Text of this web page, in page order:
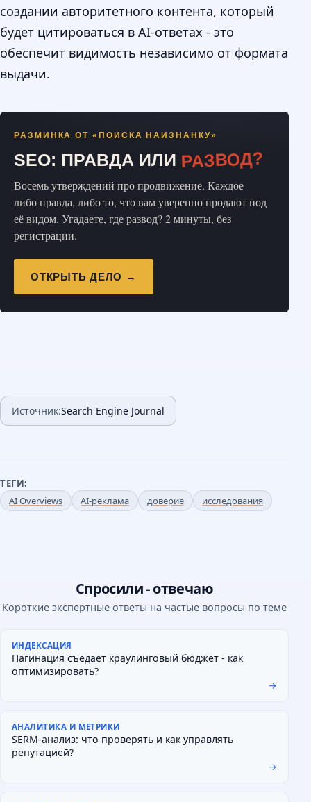
создании авторитетного контента, который
будет цитироваться в AI-ответах - это
обеспечит видимость независимо от формата
выдачи.
РАЗМИНКА ОТ «ПОИСКА НАИЗНАНКУ»
SEO: ПРАВДА ИЛИ РАЗВОД?
Восемь утверждений про продвижение. Каждое -
либо правда, либо то, что вам уверенно продают под
её видом. Угадаете, где развод? 2 минуты, без
регистрации.
ОТКРЫТЬ ДЕЛО →
Источник:Search Engine Journal
ТЕГИ:
AI Overviews
AI-реклама доверие исследования
Спросили - отвечаю
Короткие экспертные ответы на частые вопросы по теме
ИНДЕКСАЦИЯ
Пагинация съедает краулинговый бюджет - как
оптимизировать?
→
АНАЛИТИКА И МЕТРИКИ
SERM-анализ: что проверять и как управлять
репутацией?
→